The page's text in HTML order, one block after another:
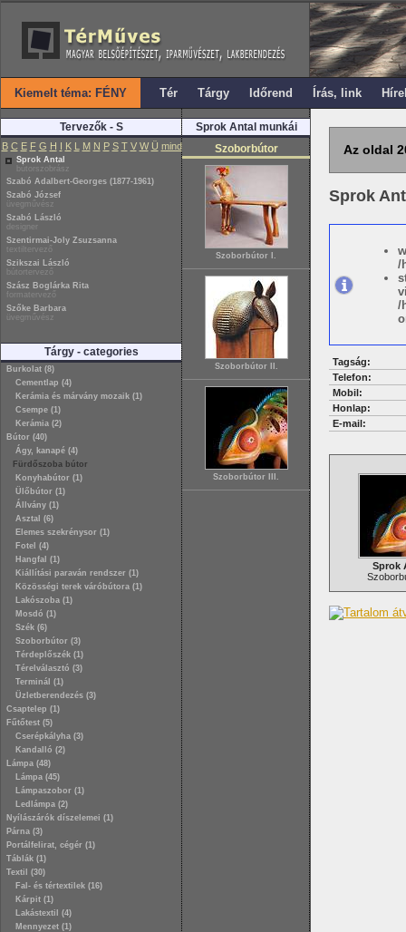
Kiemelt téma: FÉNY Tér Tárgy Időrend Írás, link
Tervezők - S
B C E F G H I K L M N P S T V W Ü mind
Sprok Antal
bútorszobrász
Szabó Adalbert-Georges (1877-1961)
Szabó József
üvegművész
Szabó László
designer
Szentirmai-Joly Zsuzsanna
textiltervező
Szikszai László
bútortervező
Szász Boglárka Rita
formatervező
Szőke Barbara
üvegművész
Tárgy - categories
Burkolat (8)
Cementlap (4)
Kerámia és márvány mozaik (1)
Csempe (1)
Kerámia (2)
Bútor (40)
Ágy, kanapé (4)
Fürdőszoba bútor
Konyhabútor (1)
Ülőbútor (1)
Állvány (1)
Asztal (6)
Elemes szekrénysor (1)
Fotel (4)
Hangfal (1)
Kiállítási paraván rendszer (1)
Közösségi terek váróbútora (1)
Lakószoba (1)
Mosdó (1)
Szék (6)
Szoborbútor (3)
Térdeplőszék (1)
Térelválasztó (3)
Terminál (1)
Üzletberendezés (3)
Csaptelep (1)
Fűtőtest (5)
Cserépkályha (3)
Kandalló (2)
Lámpa (48)
Lámpa (45)
Lámpaszobor (1)
Ledlámpa (2)
Nyílászárók díszelemei (1)
Párna (3)
Portálfelirat, cégér (1)
Táblák (1)
Textil (30)
Fal- és tértextilek (16)
Kárpit (1)
Lakástextil (4)
Mennyezet (1)
Sprok Antal munkái
Szoborbútor
Szoborbútor I.
Szoborbútor II.
Szoborbútor III.
Az oldal
Sprok
/
/
Tagság:
Telefon:
Mobil:
Honlap:
E-mail:
Sprok